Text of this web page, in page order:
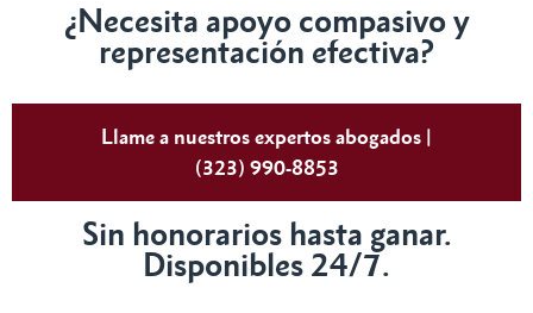
¿Necesita apoyo compasivo y
representación efectiva?
Llame a nuestros expertos abogados |
(323) 990-8853
Sin honorarios hasta ganar.
Disponibles 24/7.